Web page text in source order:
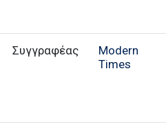
Συγγραφέας
Modern
Times